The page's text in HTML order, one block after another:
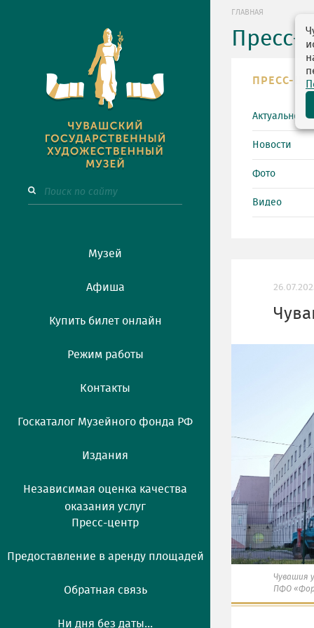
Музей
Афиша
Купить билет онлайн
Режим работы
Контакты
Госкаталог Музейного фонда РФ
Издания
Независимая оценка качества
оказания услуг
Пресс-центр
Предоставление в аренду площадей
Обратная связь
Ни дня без даты...
ГЛАВНАЯ
Пресс-
ПРЕСС-
Актуально
Новости
Фото
Видео
Чувашия
ПФО